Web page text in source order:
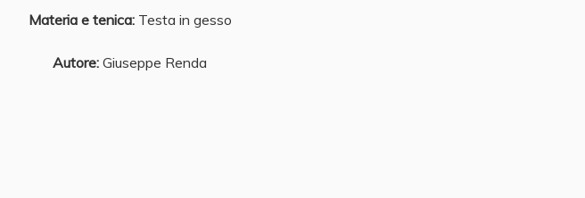
Materia e tenica:Testa in gesso
Autore:Giuseppe Renda